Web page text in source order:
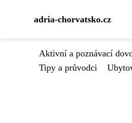
adria-chorvatsko.cz
Aktivní a poznávací
Tipy a průvodci